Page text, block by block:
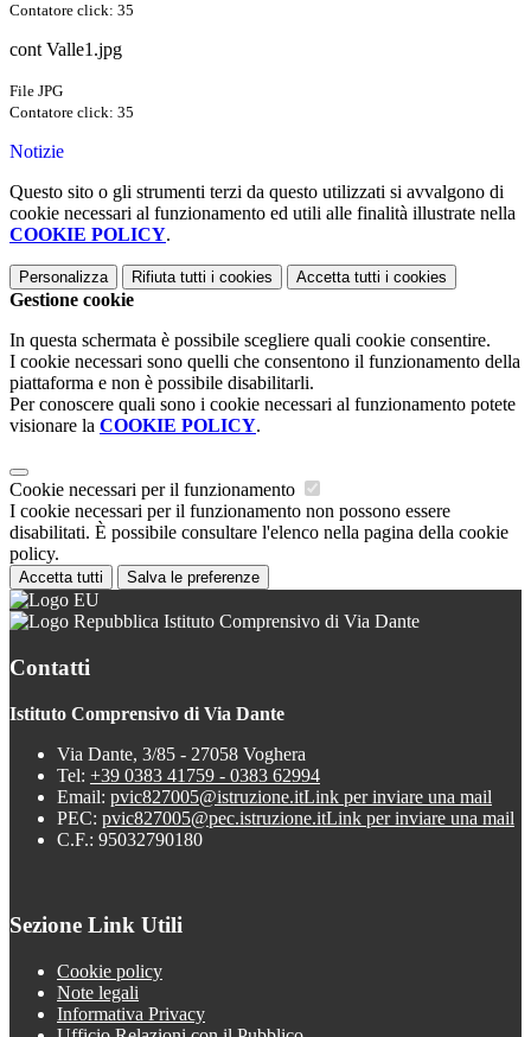
Contatore click: 35
cont Valle1.jpg
File JPG
Contatore click: 35
Notizie
Questo sito o gli strumenti terzi da questo utilizzati si avvalgono di
cookie necessari al funzionamento ed utili alle finalità illustrate nella
COOKIE POLICY.
Personalizza Rifiuta tutti i cookies Accetta tutti i cookies
Gestione cookie
In questa schermata è possibile scegliere quali cookie consentire.
I cookie necessari sono quelli che consentono il funzionamento della
piattaforma e non è possibile disabilitarli.
Per conoscere quali sono i cookie necessari al funzionamento potete
visionare la COOKIE POLICY.
Cookie necessari per il funzionamento
I cookie necessari per il funzionamento non possono essere
disabilitati. È possibile consultare l'elenco nella pagina della cookie
policy.
Accetta tutti Salva le preferenze
Istituto Comprensivo di Via Dante
Contatti
Istituto Comprensivo di Via Dante
Via Dante, 3/85 - 27058 Voghera
Tel: +39 0383 41759 - 0383 62994
Email: pvic827005@istruzione.itLink per inviare una mail
PEC: pvic827005@pec.istruzione.itLink per inviare una mail
C.F.: 95032790180
Sezione Link Utili
Cookie policy
Note legali
Informativa Privacy